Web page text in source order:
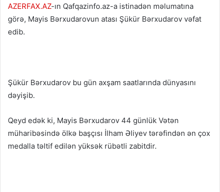
AZERFAX.AZ-ın Qafqazinfo.az-a istinadən məlumatına
görə, Mayis Bərxudarovun atası Şükür Bərxudarov vəfat
edib.
Şükür Bərxudarov bu gün axşam saatlarında dünyasını
dəyişib.
Qeyd edək ki, Mayis Bərxudarov 44 günlük Vətən
müharibəsində ölkə başçısı İlham Əliyev tərəfindən ən çox
medalla təltif edilən yüksək rübətli zabitdir.